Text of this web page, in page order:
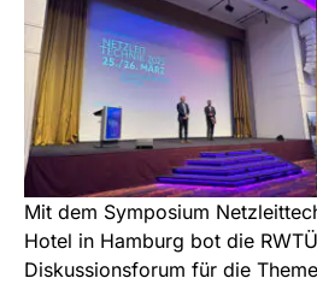
Mit dem Symposium
Hotel in Hamburg bot die
Diskussionsforum für die